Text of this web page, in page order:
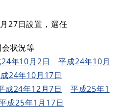
27日設置，選任
会状況等
年10月2日
平成24年10月
24年10月17日
成24年12月7日
平成25年1
成25年1月17日